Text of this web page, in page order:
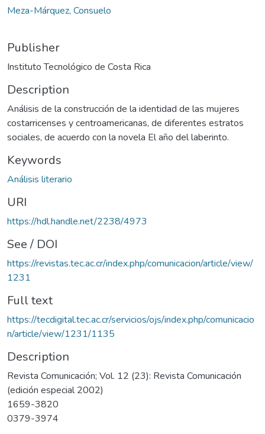
Meza-Márquez, Consuelo
Publisher
Instituto Tecnológico de Costa Rica
Description
Análisis de la construcción de la identidad de las mujeres
costarricenses y centroamericanas, de diferentes estratos
sociales, de acuerdo con la novela El año del laberinto.
Keywords
Análisis literario
URI
https://hdl.handle.net/2238/4973
See / DOI
https://revistas.tec.ac.cr/index.php/comunicacion/article/view/
1231
Full text
https://tecdigital.tec.ac.cr/servicios/ojs/index.php/comunicacio
n/article/view/1231/1135
Description
Revista Comunicación; Vol. 12 (23): Revista Comunicación
(edición especial 2002)
1659-3820
0379-3974